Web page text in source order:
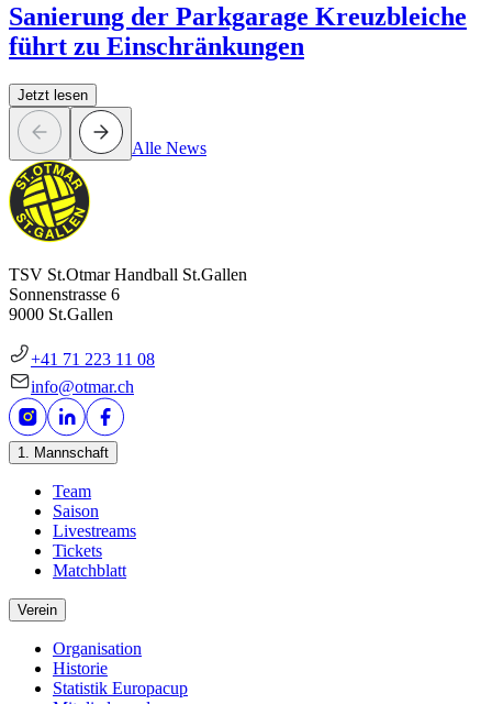
Sanierung der Parkgarage Kreuzbleiche
führt zu Einschränkungen
Jetzt lesen
Alle News
TSV St.Otmar Handball St.Gallen
Sonnenstrasse 6
9000 St.Gallen
+41 71 223 11 08
info@otmar.ch
1. Mannschaft
Team
Saison
Livestreams
Tickets
Matchblatt
Verein
Organisation
Historie
Statistik Europacup